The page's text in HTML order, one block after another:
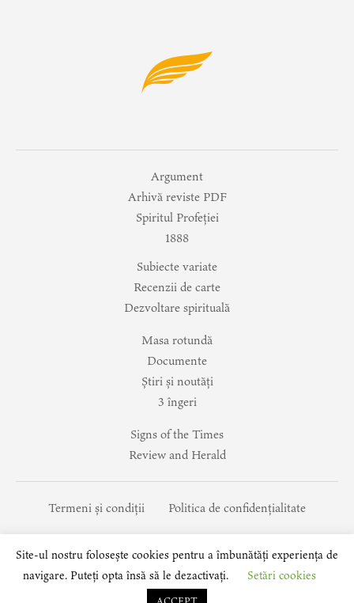
Argument
Arhivă reviste PDF
Spiritul Profeției
1888
Subiecte variate
Recenzii de carte
Dezvoltare spirituală
Masa rotundă
Documente
Știri și noutăți
3 îngeri
Signs of the Times
Review and Herald
© 2014 -2026Copyright - Zguduirea Adventismului
Termeni și condiții Politica de confidențialitate
Site-ul nostru folosește cookies pentru a îmbunătăți experiența de
navigare. Puteți opta însă să le dezactivați.
Setări cookies